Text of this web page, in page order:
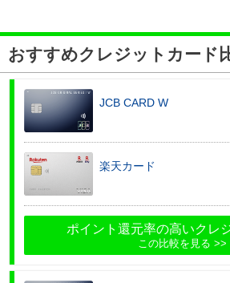
おすすめクレジットカード
JCB CARD W
楽天カード
ポイント還元率の高いクレ
この比較を見る